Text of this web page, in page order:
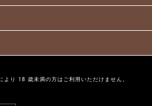
より 18 歳未満の方はご利用いただけません。